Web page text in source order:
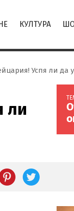
КУЛТУРА
Успя ли да
ли